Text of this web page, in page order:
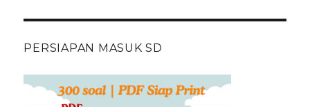
PERSIAPAN MASUK SD